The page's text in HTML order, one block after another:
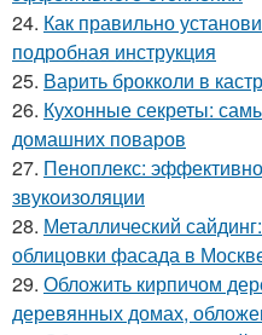
24. Как правильно
подробная инструкция
25. Варить брокколи в
26. Кухонные секреты:
домашних поваров
27. Пеноплекс:
звукоизоляции
28. Металлический
облицовки фасада в
29. Обложить кирпичом
деревянных домах,